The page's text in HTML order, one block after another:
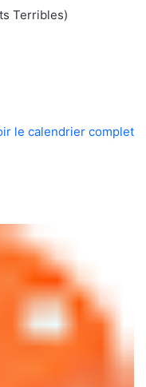
Terribles)
le calendrier complet